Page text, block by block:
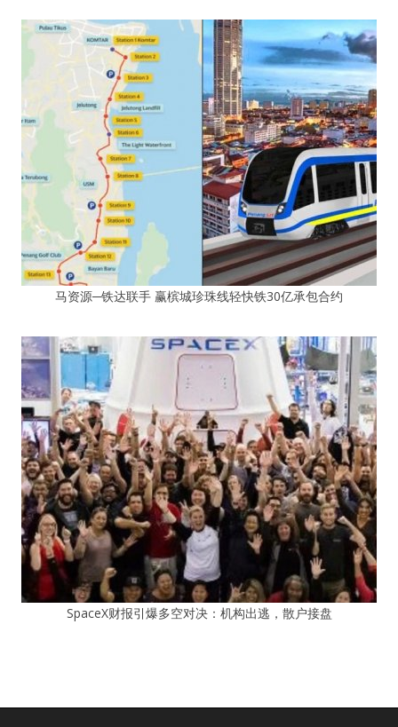
马资源─铁达联手 赢槟城珍珠线轻快铁30亿承包合约
SpaceX财报引爆多空对决：机构出逃，散户接盘